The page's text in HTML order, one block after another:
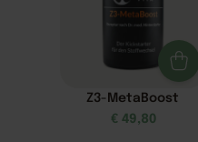
Z3-MetaBoost
€ 49,80